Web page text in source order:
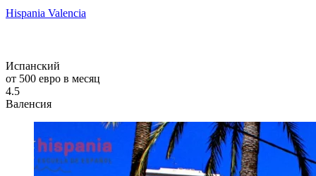
Hispania Valencia
Испанский
от 500 евро в месяц
4.5
Валенсия